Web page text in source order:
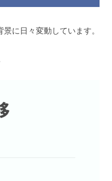
に日々変動しています。